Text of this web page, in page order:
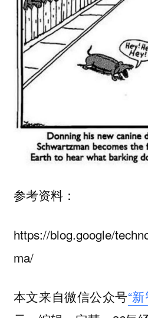
参考资料：
https://blog.google/
ma/
本文来自微信公众号“